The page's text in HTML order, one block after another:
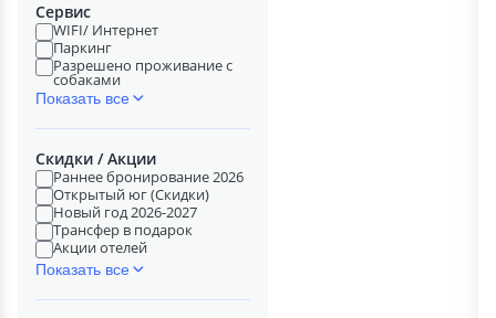
Сервис
WIFI/ Интернет
Паркинг
Разрешено проживание с
собаками
Показать все
Скидки / Акции
Раннее бронирование 2026
Открытый юг (Скидки)
Новый год 2026-2027
Трансфер в подарок
Акции отелей
Показать все